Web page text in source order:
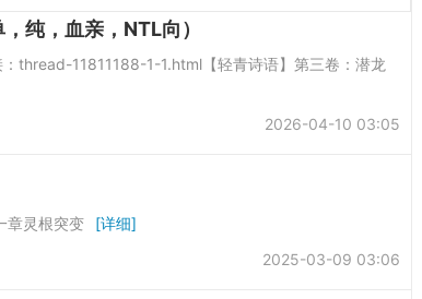
纯，血亲，NTL向）
thread-11811188-1-1.html【轻青诗语】第三卷：潜龙
2026-04-10 03:05
根突变
[详细]
2025-03-09 03:06